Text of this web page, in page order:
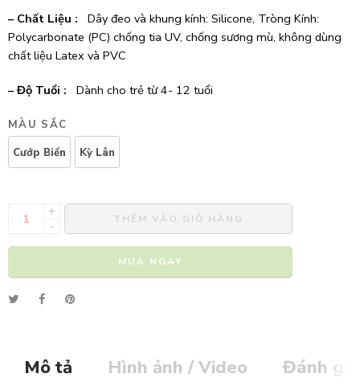
– Chất Liệu : Dây đeo và khung kính: Silicone, Tròng Kính:
Polycarbonate (PC) chống tia UV, chống sương mù, không dùng
chất liệu Latex và PVC
– Độ Tuổi : Dành cho trẻ từ 4- 12 tuổi
MÀU SẮC
Cướp Biển
Kỳ Lân
+
-
THÊM VÀO GIỎ HÀNG
MUA NGAY
Alternative:
Mô tả Hình ảnh / Video Đánh